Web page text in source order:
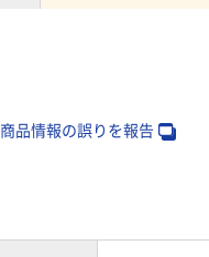
商品情報の誤りを報告